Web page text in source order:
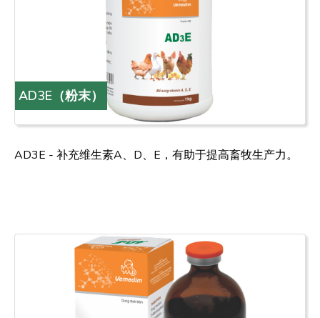
AD3E（粉末）
AD3E - 补充维生素A、D、E，有助于提高畜牧生产力。